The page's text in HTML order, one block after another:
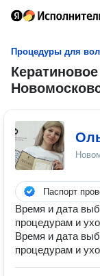
Процедуры для
Паспорт
Время и дата
процедурам и
Время и дата
процедурам и